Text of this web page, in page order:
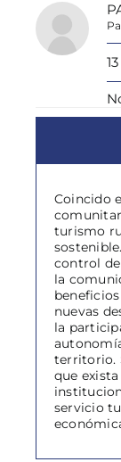
Coincido
turismo
control
la
nuevas
la
territorio.
que
servicio